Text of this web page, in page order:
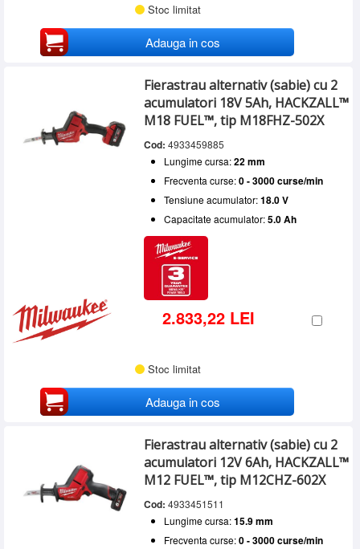
Stoc limitat
Adauga in cos
Fierastrau alternativ (sabie) cu 2
acumulatori 18V 5Ah, HACKZALL™
M18 FUEL™, tip M18FHZ-502X
Cod: 4933459885
Lungime cursa:22 mm
Frecventa curse:0 - 3000 curse/min
Tensiune acumulator:18.0 V
Capacitate acumulator:5.0 Ah
2.833,22 LEI
Stoc limitat
Adauga in cos
Fierastrau alternativ (sabie) cu 2
acumulatori 12V 6Ah, HACKZALL™
M12 FUEL™, tip M12CHZ-602X
Cod: 4933451511
Lungime cursa:15.9 mm
Frecventa curse:0 - 3000 curse/min